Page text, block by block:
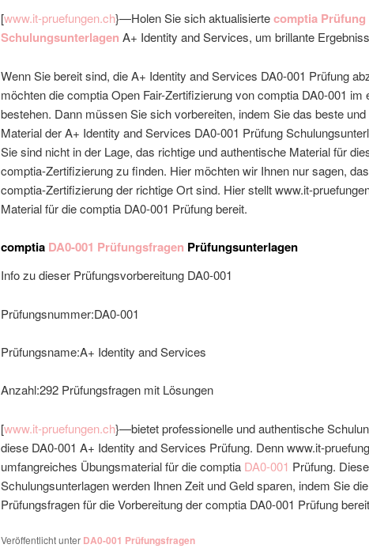
[www.it-pruefungen.ch}—Holen Sie sich aktualisiertecomptia Prüfung
Schulungsunterlagen A+ Identity and Services, um brillante
Wenn Sie bereit sind, die A+ Identity and Services DA0-001 Prüfung
möchten die comptia Open Fair-Zertifizierung von comptia DA0-001 im
bestehen. Dann müssen Sie sich vorbereiten, indem Sie das beste
Material der A+ Identity and Services DA0-001 Prüfung
Sie sind nicht in der Lage, das richtige und authentische Material für
comptia-Zertifizierung zu finden. Hier möchten wir Ihnen nur sagen,
comptia-Zertifizierung der richtige Ort sind. Hier stellt www.it-
Material für die comptia DA0-001 Prüfung bereit.
comptia DA0-001 Prüfungsfragen Prüfungsunterlagen
Info zu dieser Prüfungsvorbereitung DA0-001
Prüfungsnummer:DA0-001
Prüfungsname:A+ Identity and Services
Anzahl:292 Prüfungsfragen mit Lösungen
[www.it-pruefungen.ch}—bietet professionelle und authentische
diese DA0-001 A+ Identity and Services Prüfung. Denn www.it-
umfangreiches Übungsmaterial für die comptia DA0-001 Prüfung. Diese
Schulungsunterlagen werden Ihnen Zeit und Geld sparen, indem Sie
Prüfungsfragen für die Vorbereitung der comptia DA0-001 Prüfung
Veröffentlicht unter DA0-001 Prüfungsfragen